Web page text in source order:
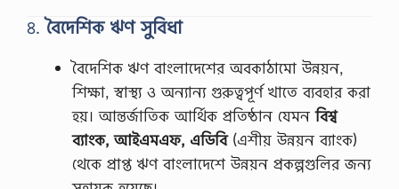
৪.বৈদেশিক ঋণ সুবিধা
বৈদেশিক ঋণ বাংলাদেশের অবকাঠামো উন্নয়ন,
শিক্ষা, স্বাস্থ্য ও অন্যান্য গুরুত্বপূর্ণ খাতে ব্যবহার করা
হয়। আন্তর্জাতিক আর্থিক প্রতিষ্ঠান যেমনবিশ্ব
ব্যাংক, আইএমএফ, এডিবি(এশীয় উন্নয়ন ব্যাংক)
থেকে প্রাপ্ত ঋণ বাংলাদেশে উন্নয়ন প্রকল্পগুলির জন্য